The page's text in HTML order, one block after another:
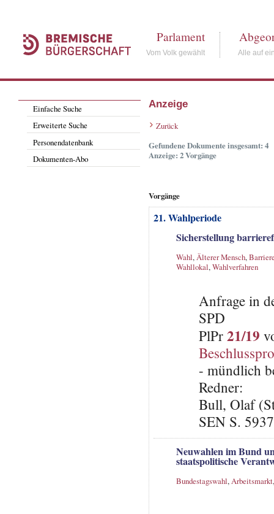
Parlament
Vom Volk gewählt Alle auf
Einfache Suche
Erweiterte Suche
Personendatenbank
Dokumenten-Abo
Anzeige
Zurück
Gefundene Dokumente insgesamt: 4
Anzeige: 2 Vorgänge
Vorgänge
21. Wahlperiode
Sicherstellung
Wahl,Älterer Mensch,
Wahllokal,Wahlverfahren
Anfrage in
SPD
PlPr21/19
- mündlich
Redner:
Bull, Olaf
SEN S.
Neuwahlen im Bund
staatspolitische
Bundestagswahl,Arbeitsmarkt